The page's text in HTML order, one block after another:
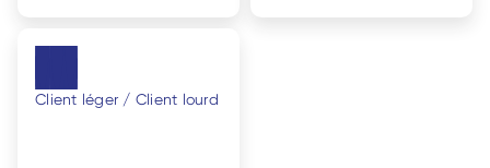
Client léger / Client lourd